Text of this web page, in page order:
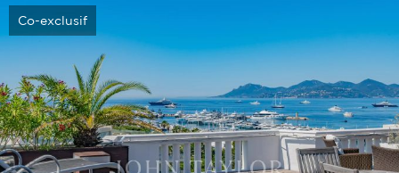
Co-exclusif